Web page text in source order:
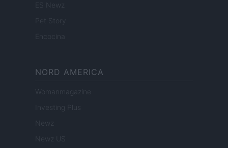
ES Newz
Pet Story
Encocina
NORD AMERICA
Womanmagazine
Investing Plus
Newz
Newz US